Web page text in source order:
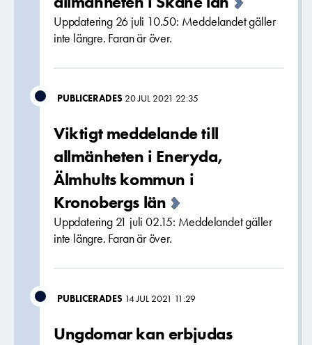
Uppdatering 26 juli 10.50: Meddelandet gäller
inte längre. Faran är över.
PUBLICERADES 20 JUL 2021 22:35
Viktigt meddelande till
allmänheten i Eneryda,
Älmhults kommun i
Kronobergs län
Uppdatering 21 juli 02.15: Meddelandet gäller
inte längre. Faran är över.
PUBLICERADES 14 JUL 2021 11:29
Ungdomar kan erbjudas